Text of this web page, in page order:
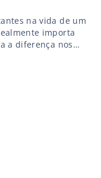
na vida de um
importa
a diferença nos